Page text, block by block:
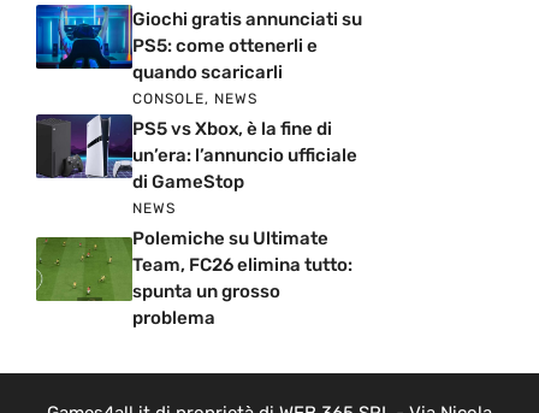
Giochi gratis annunciati su
PS5: come ottenerli e
quando scaricarli
CONSOLE, NEWS
PS5 vs Xbox, è la fine di
un’era: l’annuncio ufficiale
di GameStop
NEWS
Polemiche su Ultimate
Team, FC26 elimina tutto:
spunta un grosso
problema